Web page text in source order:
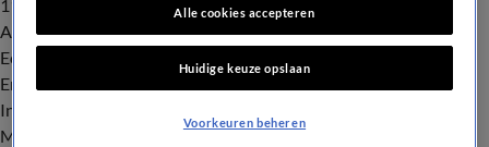
112
Advies & Tips
Economie
Entertainment
Infrastructuur
Milieu en Gezondheid
Alle cookies accepteren
Huidige keuze opslaan
Voorkeuren beheren